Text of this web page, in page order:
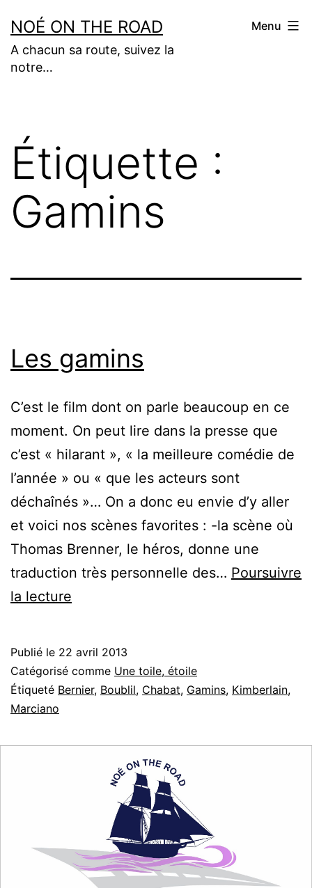
au
contenu
NOÉ ON THE ROAD
A chacun sa route, suivez la
notre…
Menu
Étiquette :
Gamins
Les gamins
C’est le film dont on parle beaucoup en ce
moment. On peut lire dans la presse que
c’est « hilarant », « la meilleure comédie de
l’année » ou « que les acteurs sont
déchaînés »… On a donc eu envie d’y aller
et voici nos scènes favorites : -la scène où
Thomas Brenner, le héros, donne une
traduction très personnelle des… Poursuivre
la lecture
Publié le 22 avril 2013
Catégorisé comme Une toile, étoile
Étiqueté Bernier, Boublil, Chabat, Gamins, Kimberlain,
Marciano